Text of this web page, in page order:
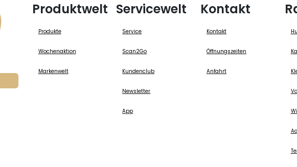
Produktwelt
Produkte
Wochenaktion
Markenwelt
Servicewelt
Service
Scan2Go
Kundenclub
Newsletter
App
Kontakt
Kontakt
Öffnungszeiten
Anfahrt